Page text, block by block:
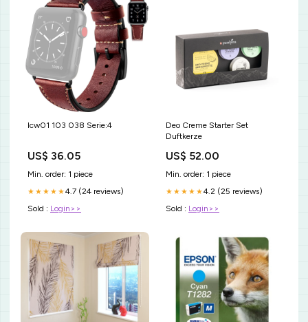
lcw01 103 038 Serie:4
US$ 36.05
Min. order: 1 piece
★★★★★4.7 (24 reviews)
Sold : Login>>
Deo Creme Starter Set
Duftkerze
US$ 52.00
Min. order: 1 piece
★★★★★4.2 (25 reviews)
Sold : Login>>